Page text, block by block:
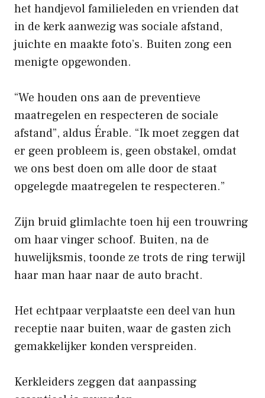
het handjevol familieleden en vrienden dat
in de kerk aanwezig was sociale afstand,
juichte en maakte foto’s. Buiten zong een
menigte opgewonden.
“We houden ons aan de preventieve
maatregelen en respecteren de sociale
afstand”, aldus Érable. “Ik moet zeggen dat
er geen probleem is, geen obstakel, omdat
we ons best doen om alle door de staat
opgelegde maatregelen te respecteren.”
Zijn bruid glimlachte toen hij een trouwring
om haar vinger schoof. Buiten, na de
huwelijksmis, toonde ze trots de ring terwijl
haar man haar naar de auto bracht.
Het echtpaar verplaatste een deel van hun
receptie naar buiten, waar de gasten zich
gemakkelijker konden verspreiden.
Kerkleiders zeggen dat aanpassing